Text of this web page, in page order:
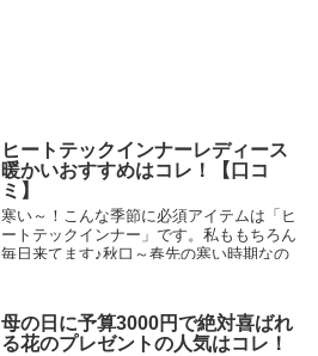
ヒートテックインナーレディース
暖かいおすすめはコレ！【口コ
ミ】
寒い～！こんな季節に必須アイテムは「ヒ
ートテックインナー」です。私ももちろん
毎日来てます♪秋口～春先の寒い時期なの
品に対しての口コミあり！人気でおすすめ
の極暖裏起毛トップスをご紹介します。
2018.01.26
母の日に予算3000円で絶対喜ばれ
る花のプレゼントの人気はコレ！